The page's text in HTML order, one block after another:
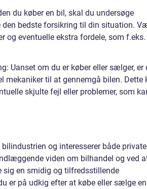
du køber en bil, skal du undersøge
bedste forsikring til din situation.
eventuelle ekstra fordele, som f.eks.
Uanset om du er køber eller sælger, er
mekaniker til at gennemgå bilen. Dette
skjulte fejl eller problemer, som
og interesserer både
viden om bilhandel og ved
sig en smidig og tilfredsstillende
er på udkig efter at købe eller sælge